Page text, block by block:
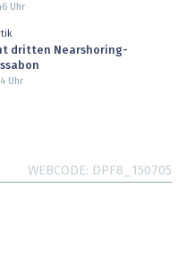
Uhr
dritten Nearshoring-
Uhr
WEBCODE DPF8_150705